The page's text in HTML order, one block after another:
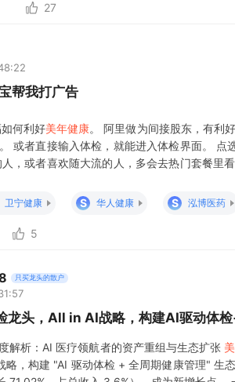
27
帮我打广告
何利好美年健康。 阿里做为间接股东，有利
或者直接输入体检，就能进入体检界面。 点
，或者喜欢随大流的人，多会去热门套餐里
据。 这不妥妥的左脚踩右
卫宁健康 S 华人健康 S 泓博医药
5
只买龙头的散户
龙头，All in AI战略，构建AI驱动体
解析：AI 医疗领航者的资产重组与生态扩张
略，构建 "AI 驱动体检 + 全周期健康管理" 生